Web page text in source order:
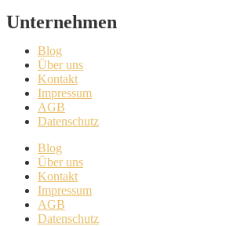
Unternehmen
Blog
Über uns
Kontakt
Impressum
AGB
Datenschutz
Blog
Über uns
Kontakt
Impressum
AGB
Datenschutz